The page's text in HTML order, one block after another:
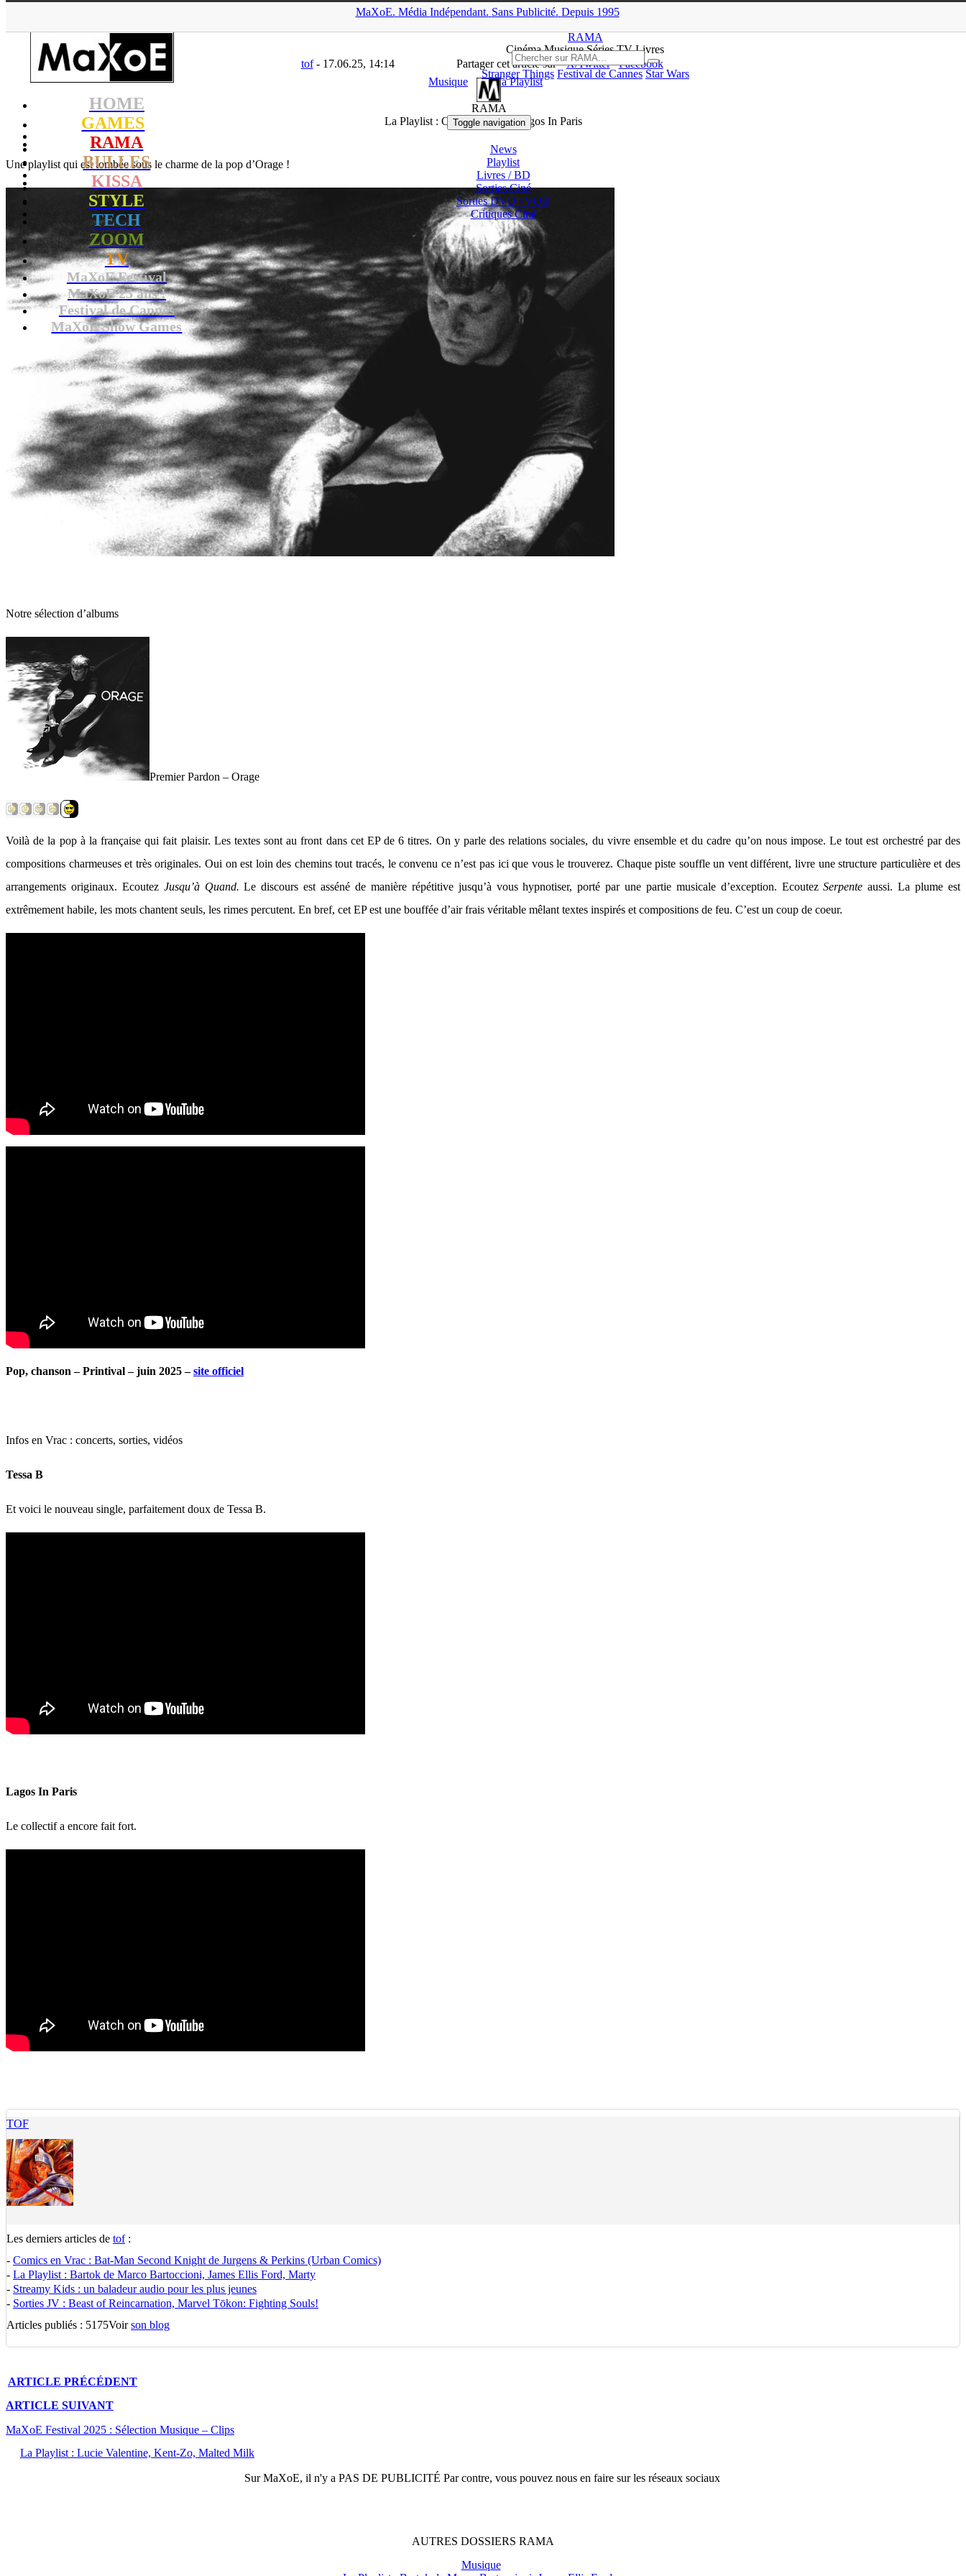
MaXoE. Média Indépendant. Sans Publicité. Depuis 1995
HOME
GAMES
RAMA
BULLES
KISSA
STYLE
TECH
ZOOM
TV
MaXoE Festival
MaXoE 25 ans !
Festival de Cannes
MaXoE Show Games
RAMA
CinémaMusique SériesTVLivres
Stranger Things Festival de Cannes Star Wars
RAMA
Toggle navigation
News
Playlist
Livres / BD
Sorties Ciné
Sorties DVD / VOD
CritiquesCiné
▲
tof- 17.06.25, 14:14 Partager cet article sur X/Twitter
Facebook
Musique
La Playlist
La Playlist : Orage, Tessa B, Lagos In Paris
Une playlist qui est tombée sous le charme de la pop d’Orage !
Notre sélection d’albums
Premier Pardon – Orage
Voilà de la pop à la française qui fait plaisir. Les textes sont au front dans cet EP de 6 titres. On y parle des relations sociales, du vivre ensemble et du cadre qu’on nous impose. Le tout est orchestré par des
compositions charmeuses et très originales. Oui on est loin des chemins tout tracés, le convenu ce n’est pas ici que vous le trouverez. Chaque piste souffle un vent différent, livre une structure particulière et des
arrangements originaux. Ecoutez Jusqu’à Quand.Le discours est asséné de manière répétitive jusqu’à vous hypnotiser, porté par une partie musicale d’exception. EcoutezSerpenteaussi. La plume est
extrêmement habile, les mots chantent seuls, les rimes percutent. En bref, cet EP est une bouffée d’air frais véritable mêlant textes inspirés et compositions de feu. C’est un coup de coeur.
Pop, chanson – Printival – juin 2025 –site officiel
Infos en Vrac : concerts, sorties, vidéos
Tessa B
Et voici le nouveau single, parfaitement doux de Tessa B.
Lagos In Paris
Le collectif a encore fait fort.
TOF
Les derniers articles de tof:
- Comics en Vrac : Bat-Man Second Knight de Jurgens & Perkins (Urban Comics)
- La Playlist : Bartok de Marco Bartoccioni, James Ellis Ford, Marty
- Streamy Kids : un baladeur audio pour les plus jeunes
- Sorties JV : Beast of Reincarnation, Marvel Tōkon: Fighting Souls!
Articles publiés : 5175Voirson blog
ARTICLE PRÉCÉDENT
ARTICLE SUIVANT
MaXoE Festival 2025 : Sélection Musique – Clips
La Playlist : Lucie Valentine, Kent-Zo, Malted Milk
SurMaXoE, il n'y a PAS DE PUBLICITÉ Par contre, vous pouvez nous en faire sur les réseaux sociaux
AUTRES DOSSIERS RAMA
Musique